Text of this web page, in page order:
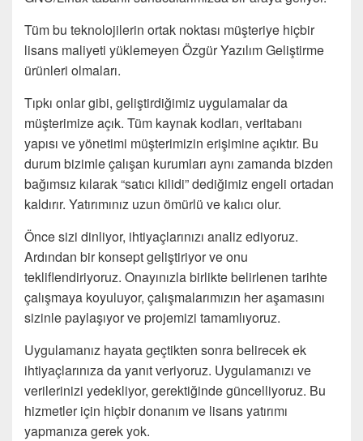
Tüm bu teknolojilerin ortak noktası müşteriye hiçbir
lisans maliyeti yüklemeyen Özgür Yazılım Geliştirme
ürünleri olmaları.
Tıpkı onlar gibi, geliştirdiğimiz uygulamalar da
müşterimize açık. Tüm kaynak kodları, veritabanı
yapısı ve yönetimi müşterimizin erişimine açıktır. Bu
durum bizimle çalışan kurumları aynı zamanda bizden
bağımsız kılarak “satıcı kilidi” dediğimiz engeli ortadan
kaldırır. Yatırımınız uzun ömürlü ve kalıcı olur.
Önce sizi dinliyor, ihtiyaçlarınızı analiz ediyoruz.
Ardından bir konsept geliştiriyor ve onu
tekliflendiriyoruz. Onayınızla birlikte belirlenen tarihte
çalışmaya koyuluyor, çalışmalarımızın her aşamasını
sizinle paylaşıyor ve projemizi tamamlıyoruz.
Uygulamanız hayata geçtikten sonra belirecek ek
ihtiyaçlarınıza da yanıt veriyoruz. Uygulamanızı ve
verilerinizi yedekliyor, gerektiğinde güncelliyoruz. Bu
hizmetler için hiçbir donanım ve lisans yatırımı
yapmanıza gerek yok.